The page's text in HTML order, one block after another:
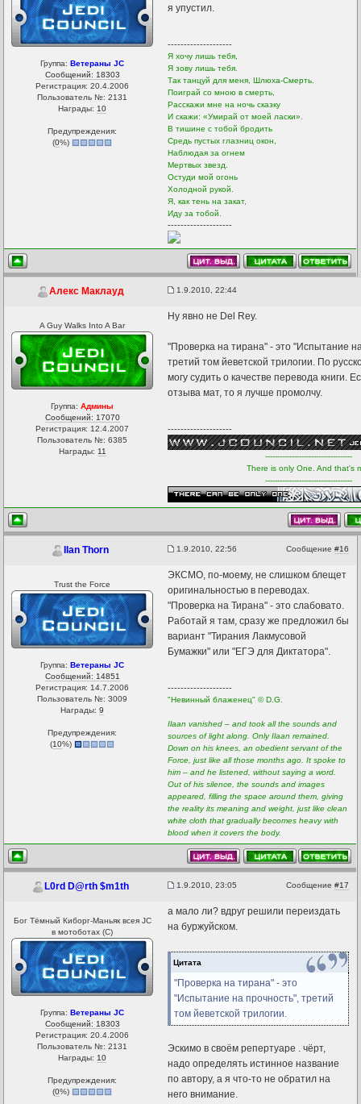
Группа:Ветераны JC
Сообщений: 18303
Регистрация: 20.4.2006
Пользователь №: 2131
Награды: 10
Предупреждения:
(0%)
я упустил.
--------------------
Я хочу лишь тебя,
Я зову лишь тебя.
Так танцуй для меня, Шлюха-Смерть.
Поиграй со мною в смерть,
Расскажи мне на ночь сказку
И скажи: «Умирай от моей ласки».
В тишине с тобой бродить
Средь пустых глазниц окон,
Наблюдая за огнем
Мертвых звезд.
Остуди мой огонь
Холодной рукой.
Я, как тень на закат,
Иду за тобой.
--------------------
Алекс Маклауд 1.9.2010, 22:44
A Guy Walks Into A Bar
Группа:Админы
Сообщений: 17070
Регистрация: 12.4.2007
Пользователь №: 6385
Награды: 11
Ну явно не Del Rey.
"Проверка на тирана" - это "Испытание
третий том йеветской трилогии. По
могу судить о качестве перевода книги.
отзыва мат, то я лучше промолчу.
--------------------
------------------------------------
There is only One. And that's
------------------------------------
Ilan Thorn 1.9.2010, 22:56 Сообщение#16
Trust the Force
Группа:Ветераны JC
Сообщений: 14851
Регистрация: 14.7.2006
Пользователь №: 3009
Награды:9
Предупреждения:
(10%)
ЭКСМО, по-моему, не слишком блещет
оригинальностью в переводах.
"Проверка на Тирана" - это слабовато.
Работай я там, сразу же предложил бы
вариант "Тирания Лакмусовой
Бумажки" или "ЕГЭ для Диктатора".
--------------------
"Невинный блаженец" © D.G.
Ilaan vanished – and took all the sounds and
sources of light along. Only Ilaan remained.
Down on his knees, an obedient servant of the
Force, just like all those months ago. It spoke to
him – and he listened, without saying a word.
Out of his silence, the sounds and images
appeared, filling the space around them, giving
the reality its meaning and weight, just like clean
white cloth that gradually becomes heavy with
blood when it covers the body.
L0rd D@rth $m1th 1.9.2010, 23:05 Сообщение#17
Бог Тёмный Киборг-Маньяк всея JC
в мотоботах (С)
Группа:Ветераны JC
Сообщений: 18303
Регистрация: 20.4.2006
Пользователь №: 2131
Награды: 10
Предупреждения:
(0%)
а мало ли? вдруг решили переиздать
на буржуйском.
Цитата
"Проверка на тирана" - это
"Испытание на прочность", третий
том йеветской трилогии.
Эскимо в своём репертуаре . чёрт,
надо определять истинное название
по автору, а я что-то не обратил на
него внимание.